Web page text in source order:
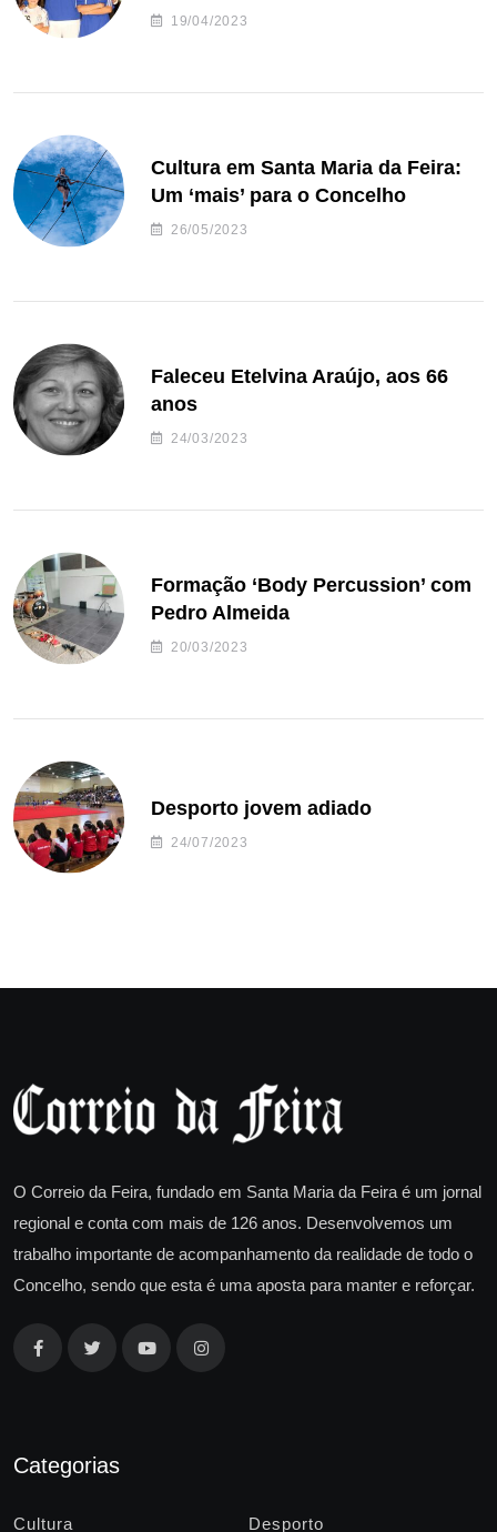
de andebol do Feirense
19/04/2023
Cultura em Santa Maria da Feira:
Um ‘mais’ para o Concelho
26/05/2023
Faleceu Etelvina Araújo, aos 66
anos
24/03/2023
Formação ‘Body Percussion’ com
Pedro Almeida
20/03/2023
Desporto jovem adiado
24/07/2023
O Correio da Feira, fundado em Santa Maria da Feira é um jornal
regional e conta com mais de 126 anos. Desenvolvemos um
trabalho importante de acompanhamento da realidade de todo o
Concelho, sendo que esta é uma aposta para manter e reforçar.
Categorias
Cultura Desporto